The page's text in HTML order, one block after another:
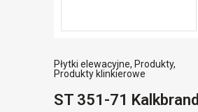
Płytki elewacyjne, Produkty,
Produkty klinkierowe
ST 351-71 Kalkbrand